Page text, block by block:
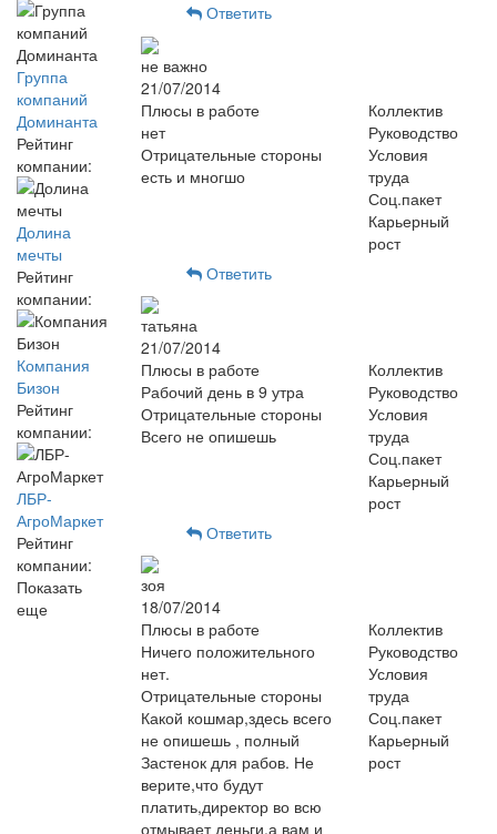
Группа
компаний
Доминанта
Рейтинг
компании:
Долина
мечты
Рейтинг
компании:
Компания
Бизон
Рейтинг
компании:
ЛБР-
АгроМаркет
Рейтинг
компании:
Показать
еще
Ответить
не важно
21/07/2014
Плюсы в работе
нет
Отрицательные стороны
есть и многшо
Коллектив
Руководство
Условия
труда
Соц.пакет
Карьерный
рост
Ответить
татьяна
21/07/2014
Плюсы в работе
Рабочий день в 9 утра
Отрицательные стороны
Всего не опишешь
Коллектив
Руководство
Условия
труда
Соц.пакет
Карьерный
рост
Ответить
зоя
18/07/2014
Плюсы в работе
Ничего положительного
нет.
Отрицательные стороны
Какой кошмар,здесь всего
не опишешь , полный
Застенок для рабов. Не
верите,что будут
платить,директор во всю
отмывает деньги,а вам и
Коллектив
Руководство
Условия
труда
Соц.пакет
Карьерный
рост